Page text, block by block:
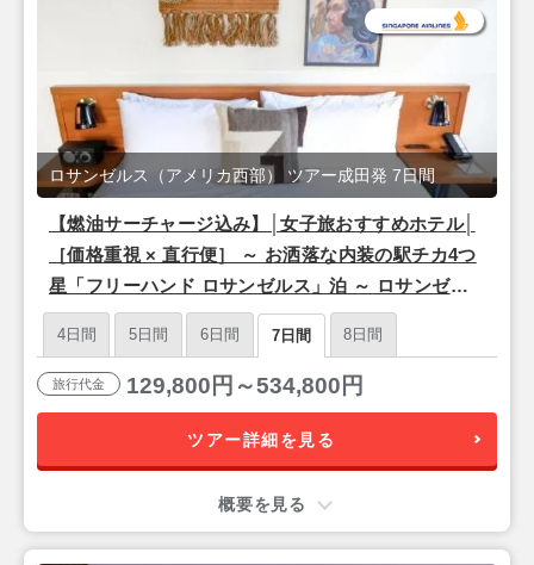
【燃油サーチャージ込み】│女子旅おすすめホテル│
［価格重視 × 直行便］ ～ お洒落な内装の駅チカ4つ
星「フリーハンド ロサンゼルス」泊 ～ ロサンゼル
ス フリープラン 5泊 7日 【成田発／シンガポール航
空利用】
ロサンゼルス（アメリカ西部） ツアー成田発 7日間
4日間 5日間 6日間 7日間 8日間
旅行代金 129,800円～534,800円
ツアー詳細を見る
概要を見る